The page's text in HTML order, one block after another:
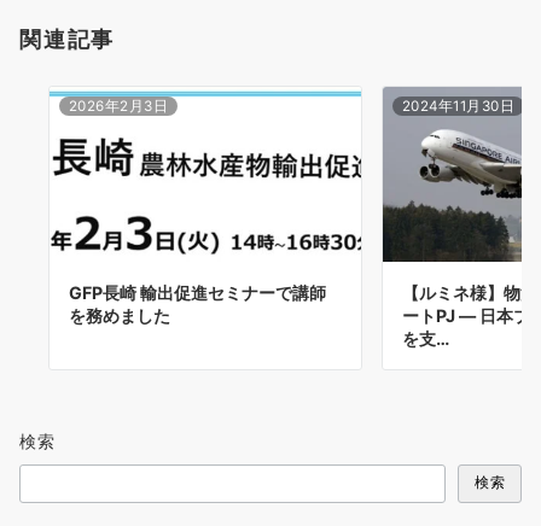
関連記事
2026年2月3日
GFP長崎 輸出促進セミナーで講師
を務めました
2024年11月30日
【ルミネ様】物
ートPJ ― 日本ブ
を支…
検索
検索